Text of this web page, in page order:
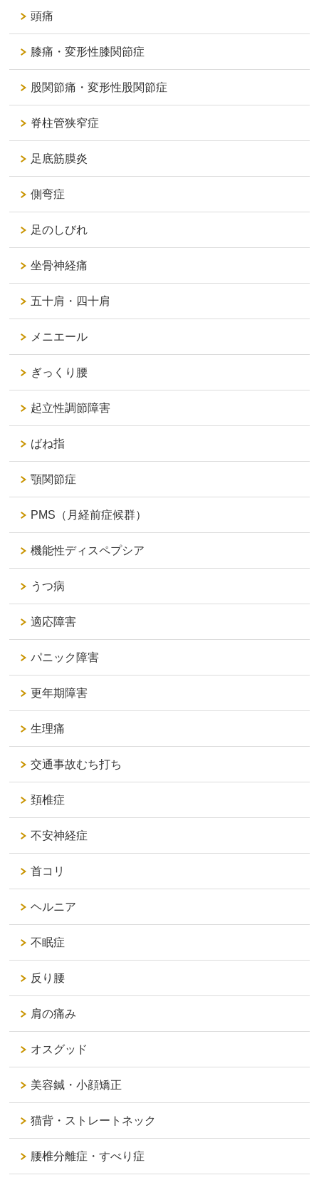
頭痛
膝痛・変形性膝関節症
股関節痛・変形性股関節症
脊柱管狭窄症
足底筋膜炎
側弯症
足のしびれ
坐骨神経痛
五十肩・四十肩
メニエール
ぎっくり腰
起立性調節障害
ばね指
顎関節症
PMS（月経前症候群）
機能性ディスペプシア
うつ病
適応障害
パニック障害
更年期障害
生理痛
交通事故むち打ち
頚椎症
不安神経症
首コリ
ヘルニア
不眠症
反り腰
肩の痛み
オスグッド
美容鍼・小顔矯正
猫背・ストレートネック
腰椎分離症・すべり症